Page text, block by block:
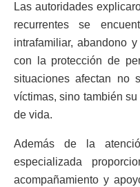
Las autoridades
recurrentes se
intrafamiliar, abandono
con la protección de
situaciones afectan no
víctimas, sino también
de vida.
Además de la
especializada
acompañamiento y